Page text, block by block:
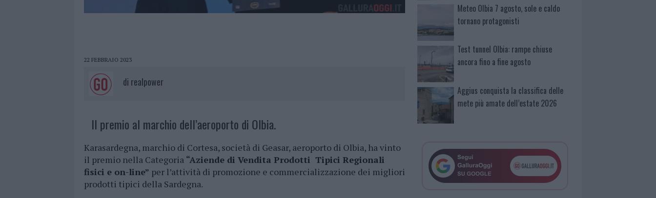
22 FEBBRAIO 2023
di realpower
Il premio al marchio dell’aeroporto di Olbia.
Karasardegna, marchio di Cortesa, società di Geasar, aeroporto di Olbia, ha vinto
il premio nella Categoria “Aziende di Vendita Prodotti Tipici Regionali
fisici e on-line” per l’attività di promozione e commercializzazione dei migliori
prodotti tipici della Sardegna.
Meteo Olbia 7 agosto, sole e caldo
tornano protagonisti
Test tunnel Olbia: rampe chiuse
ancora fino a fine agosto
Aggius conquista la classifica delle
mete più amate dell’estate 2026